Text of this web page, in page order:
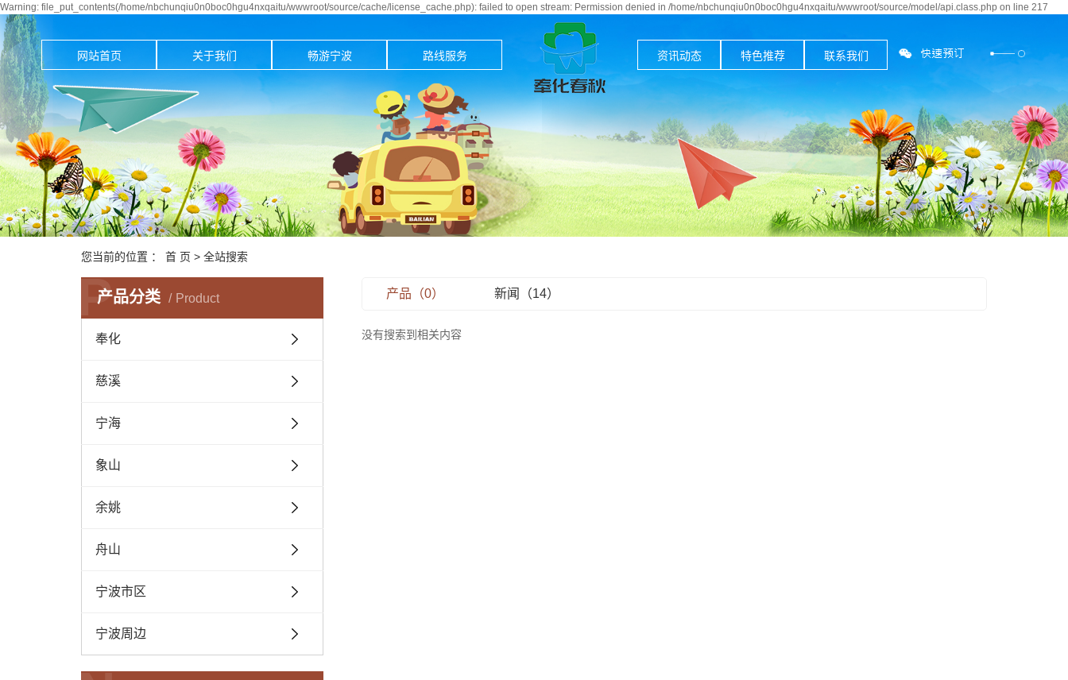
Warning: file_put_contents(/home/nbchunqiu0n0boc0hgu4nxqaitu/wwwroot/source/cache/license_cache.php): failed to open stream: Permission denied in /home/nbchunqiu0n0boc0hgu4nxqaitu/wwwroot/source/model/api.class.php on line 217
网站首页 关于我们 畅游宁波 路线服务 资讯动态 特色推荐 联系我们
您当前的位置 ： 首 页 > 全站搜索
产品分类 Product
P
奉化
慈溪
宁海
象山
余姚
舟山
宁波市区
宁波周边
产品（0） 新闻（14）
没有搜索到相关内容